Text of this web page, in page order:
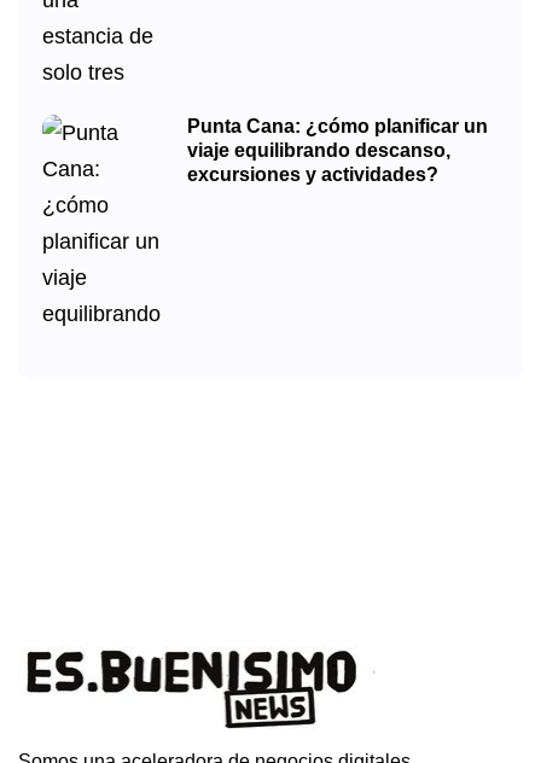
Punta Cana: ¿cómo planificar un
viaje equilibrando descanso,
excursiones y actividades?